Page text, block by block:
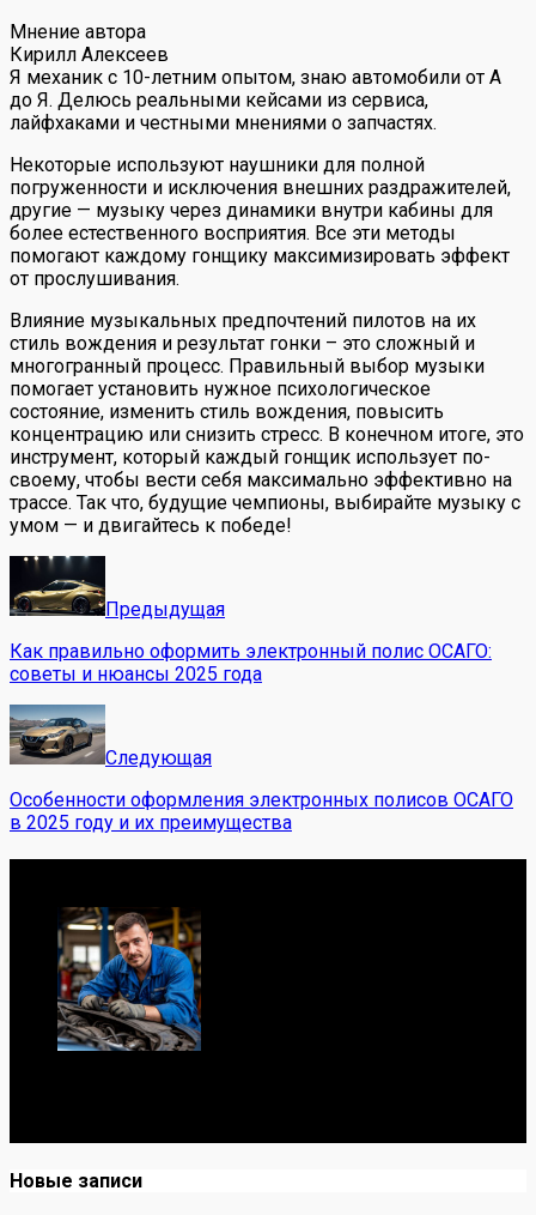
Мнение автора
Кирилл Алексеев
Я механик с 10-летним опытом, знаю автомобили от А
до Я. Делюсь реальными кейсами из сервиса,
лайфхаками и честными мнениями о запчастях.
Некоторые используют наушники для полной
погруженности и исключения внешних раздражителей,
другие — музыку через динамики внутри кабины для
более естественного восприятия. Все эти методы
помогают каждому гонщику максимизировать эффект
от прослушивания.
Влияние музыкальных предпочтений пилотов на их
стиль вождения и результат гонки – это сложный и
многогранный процесс. Правильный выбор музыки
помогает установить нужное психологическое
состояние, изменить стиль вождения, повысить
концентрацию или снизить стресс. В конечном итоге, это
инструмент, который каждый гонщик использует по-
своему, чтобы вести себя максимально эффективно на
трассе. Так что, будущие чемпионы, выбирайте музыку с
умом — и двигайтесь к победе!
Предыдущая
Как правильно оформить электронный полис ОСАГО:
советы и нюансы 2025 года
Следующая
Особенности оформления электронных полисов ОСАГО
в 2025 году и их преимущества
Новые записи